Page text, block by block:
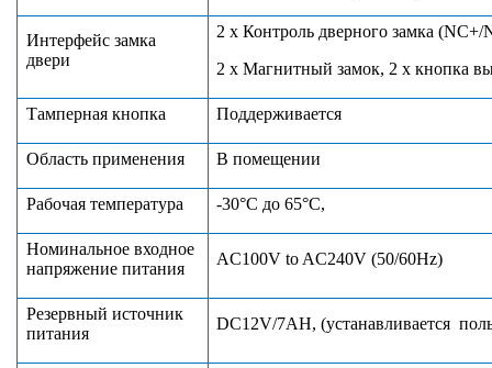
Интерфейс замка
двери
2 х Контроль дверного замка (NC+/
2 х Магнитный замок, 2 х кнопка
Тамперная кнопка Поддерживается
Область применения В помещении
Рабочая температура ‑30°С до 65°С,
Номинальное входное
напряжение питания
AC100V to AC240V (50/60Hz)
Резервный источник
питания
DC12V/7AH, (устанавливается